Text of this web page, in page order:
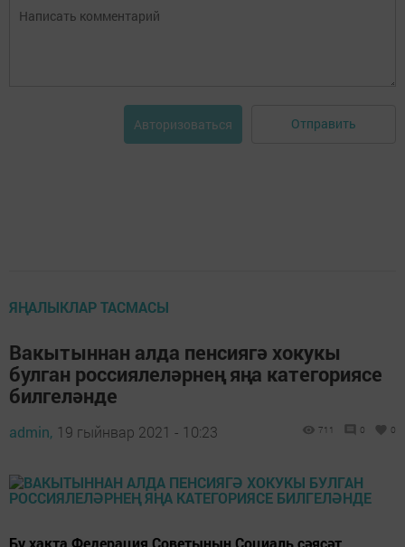
Авторизоваться Отправить
ЯҢАЛЫКЛАР ТАСМАСЫ
Вакытыннан алда пенсиягә хокукы
булган россиялеләрнең яңа категориясе
билгеләнде
admin, 19 гыйнвар 2021 - 10:23 711 0 0
Бу хакта Федерация Советының Социаль сәясәт